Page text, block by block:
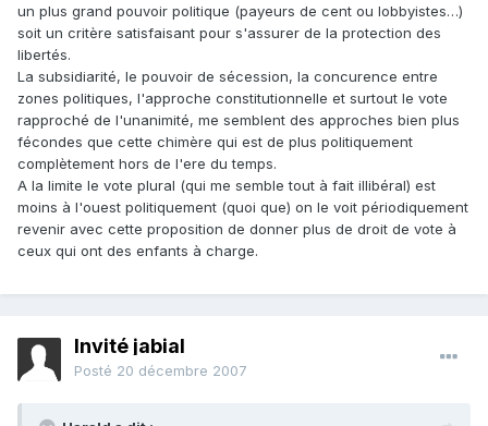
un plus grand pouvoir politique (payeurs de cent ou lobbyistes…)
soit un critère satisfaisant pour s'assurer de la protection des
libertés.
La subsidiarité, le pouvoir de sécession, la concurence entre
zones politiques, l'approche constitutionnelle et surtout le vote
rapproché de l'unanimité, me semblent des approches bien plus
fécondes que cette chimère qui est de plus politiquement
complètement hors de l'ere du temps.
A la limite le vote plural (qui me semble tout à fait illibéral) est
moins à l'ouest politiquement (quoi que) on le voit périodiquement
revenir avec cette proposition de donner plus de droit de vote à
ceux qui ont des enfants à charge.
Invité jabial
Posté 20 décembre 2007